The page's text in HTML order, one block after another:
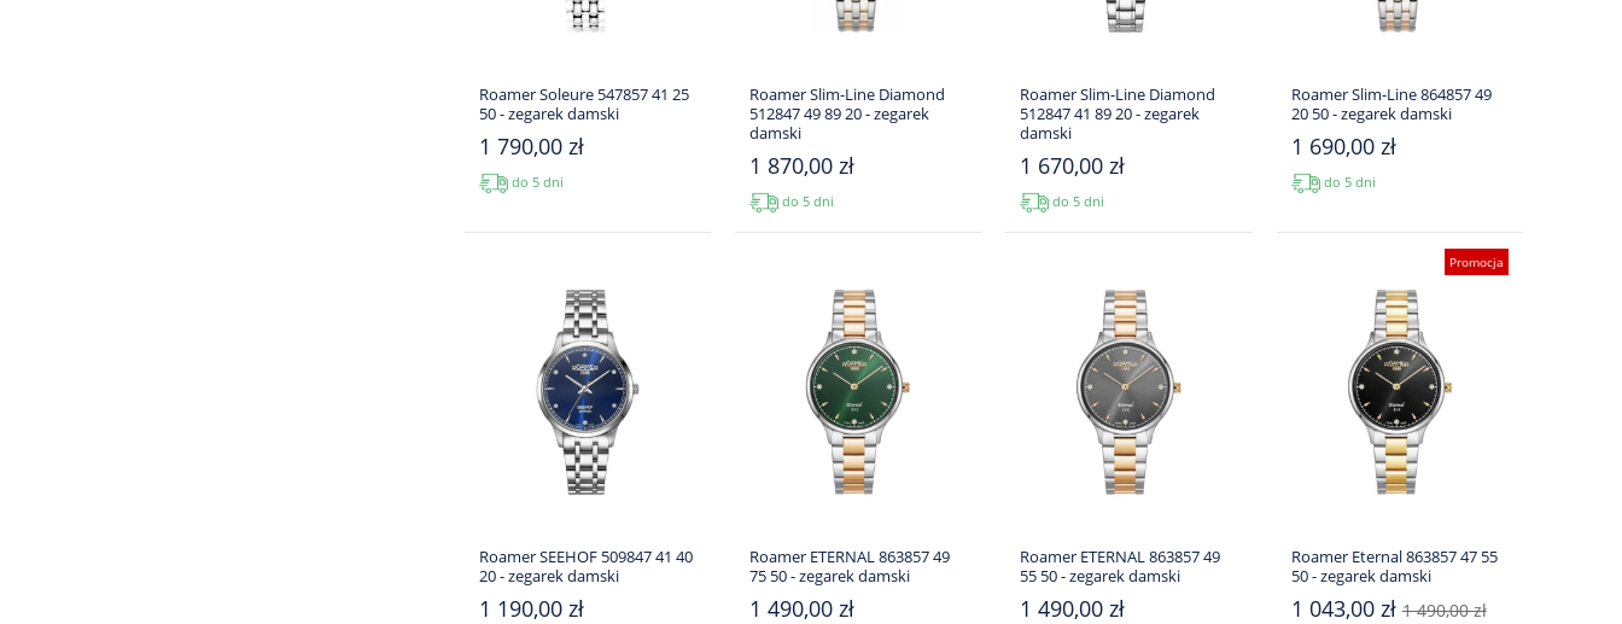
Roamer Soleure 547857 41 25
50 - zegarek damski
1 790,00 zł
do 5 dni
Roamer Slim-Line Diamond
512847 49 89 20 - zegarek
damski
1 870,00 zł
do 5 dni
Roamer Slim-Line Diamond
512847 41 89 20 - zegarek
damski
1 670,00 zł
do 5 dni
Roamer Slim-Line 864857 49
20 50 - zegarek damski
1 690,00 zł
do 5 dni
Roamer SEEHOF 509847 41 40
20 - zegarek damski
1 190,00 zł
Roamer ETERNAL 863857 49
75 50 - zegarek damski
1 490,00 zł
Roamer ETERNAL 863857 49
55 50 - zegarek damski
1 490,00 zł
Promocja
Roamer Eternal 863857 47 55
50 - zegarek damski
1 043,00 zł1 490,00 zł